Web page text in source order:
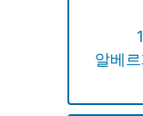
알베